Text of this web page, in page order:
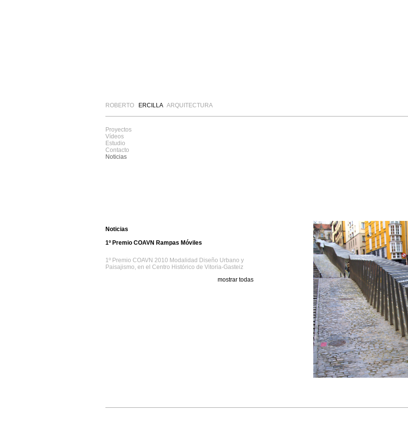
ROBERTO ERCILLAARQUITECTURA
Proyectos
Vídeos
Estudio
Contacto
Noticias
Noticias
1º Premio COAVN Rampas Móviles
1º Premio COAVN 2010 Modalidad Diseño Urbano y
Paisajismo, en el Centro Histórico de Vitoria-Gasteiz
mostrar todas